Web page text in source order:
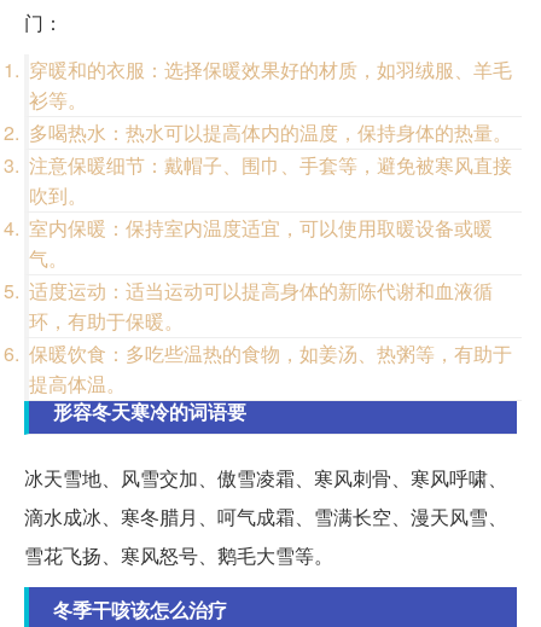
门：
穿暖和的衣服：选择保暖效果好的材质，如羽绒服、羊毛
衫等。
多喝热水：热水可以提高体内的温度，保持身体的热量。
注意保暖细节：戴帽子、围巾、手套等，避免被寒风直接
吹到。
室内保暖：保持室内温度适宜，可以使用取暖设备或暖
气。
适度运动：适当运动可以提高身体的新陈代谢和血液循
环，有助于保暖。
保暖饮食：多吃些温热的食物，如姜汤、热粥等，有助于
提高体温。
形容冬天寒冷的词语要
冰天雪地、风雪交加、傲雪凌霜、寒风刺骨、寒风呼啸、
滴水成冰、寒冬腊月、呵气成霜、雪满长空、漫天风雪、
雪花飞扬、寒风怒号、鹅毛大雪等。
冬季干咳该怎么治疗